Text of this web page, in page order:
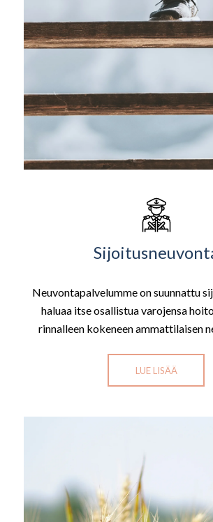
Neuvontapalvelumme on suunnattu
haluaa itse osallistua varojensa
rinnalleen kokeneen ammattilaisen
LUE LISÄÄ